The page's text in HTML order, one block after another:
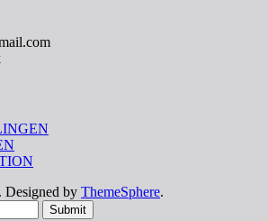
Designed by ThemeSphere.
Submit